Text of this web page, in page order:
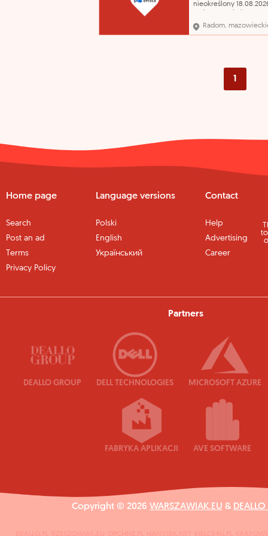
nieokreślony
florystycznych,
wykształcenie - średnie
doświadczenie,
przyuczenia,
Radom,
1
Home page
Search
Post an ad
Terms
Privacy Policy
Language versions
Polski
English
Український
Contact
Help
Advertising
Career
Partners
DEALLO GROUP DELL TECHNOLOGIES MICROSOFT AZURE
FABRYKA APLIKACJI AVE SOFTWARE
Copyright © 2026 WARSZAWIAK.EU &